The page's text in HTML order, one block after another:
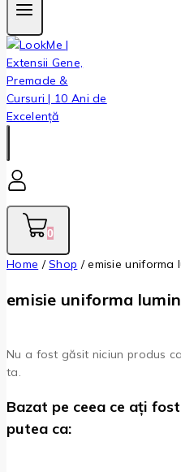
0
Home / Shop / emisie uniforma
emisie uniforma
Nu a fost găsit niciun produs
ta.
Bazat pe ceea ce ați
putea ca: